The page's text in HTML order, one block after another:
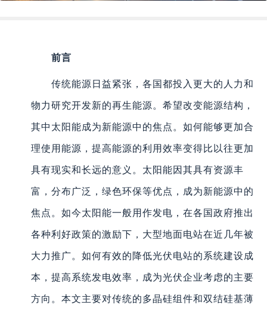
前言
传统能源日益紧张，各国都投入更大的人力和
物力研究开发新的再生能源。希望改变能源结构，
其中太阳能成为新能源中的焦点。如何能够更加合
理使用能源，提高能源的利用效率变得比以往更加
具有现实和长远的意义。太阳能因其具有资源丰
富，分布广泛，绿色环保等优点，成为新能源中的
焦点。如今太阳能一般用作发电，在各国政府推出
各种利好政策的激励下，大型地面电站在近几年被
大力推广。如何有效的降低光伏电站的系统建设成
本，提高系统发电效率，成为光伏企业考虑的主要
方向。本文主要对传统的多晶硅组件和双结硅基薄